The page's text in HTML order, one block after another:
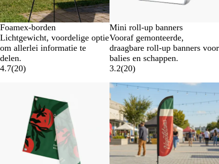
Foamex-borden
Lichtgewicht, voordelige optie
om allerlei informatie te
delen.
4.7(20)
Mini roll-up banners
Vooraf gemonteerde,
draagbare roll-up banners voor
balies en schappen.
3.2(20)